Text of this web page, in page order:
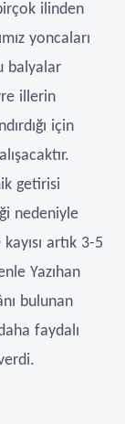
ilinden
yoncaları
balyalar
illerin
için
getirisi
nedeniyle
artık 3-5
Yazıhan
bulunan
faydalı